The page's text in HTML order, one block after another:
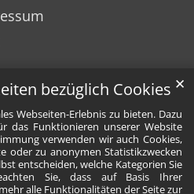
bezüglich Cookies
Webseiten-Erlebnis zu bieten. Dazu
das Funktionieren unserer Website
verwenden wir auch Cookies,
oder zu anonymen Statistikzwecken
entscheiden, welche Kategorien Sie
Sie, dass auf Basis Ihrer
alle Funktionalitäten der Seite zur
✕